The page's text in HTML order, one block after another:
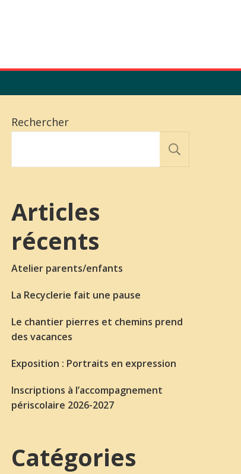
Rechercher
Articles
récents
Atelier parents/enfants
La Recyclerie fait une pause
Le chantier pierres et chemins prend
des vacances
Exposition : Portraits en expression
Inscriptions à l’accompagnement
périscolaire 2026-2027
Catégories